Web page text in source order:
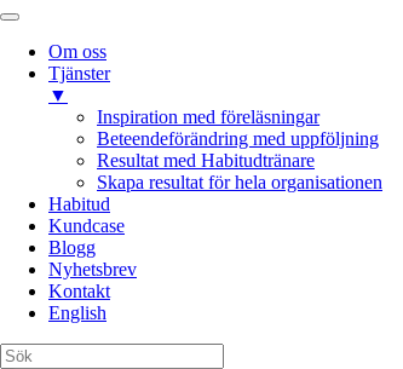
Om oss
Tjänster
▼
Inspiration med föreläsningar
Beteendeförändring med uppföljning
Resultat med Habitudtränare
Skapa resultat för hela organisationen
Habitud
Kundcase
Blogg
Nyhetsbrev
Kontakt
English